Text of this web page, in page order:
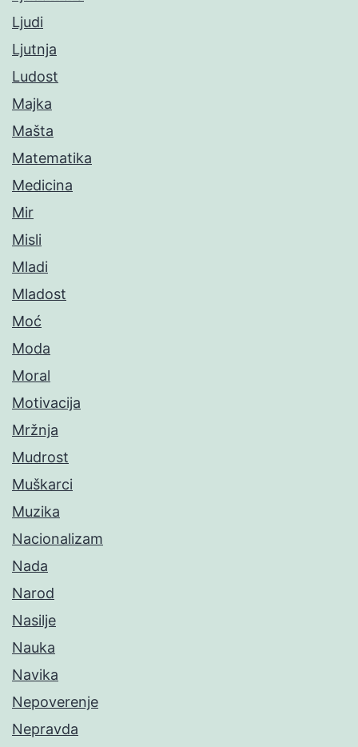
Ljudi
Ljutnja
Ludost
Majka
Mašta
Matematika
Medicina
Mir
Misli
Mladi
Mladost
Moć
Moda
Moral
Motivacija
Mržnja
Mudrost
Muškarci
Muzika
Nacionalizam
Nada
Narod
Nasilje
Nauka
Navika
Nepoverenje
Nepravda